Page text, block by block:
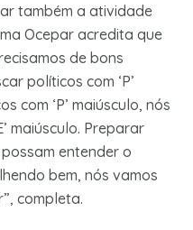
também a atividade
Ocepar acredita que
de bons
políticos com ‘P’
com ‘P’ maiúsculo, nós
maiúsculo. Preparar
entender o
bem, nós vamos
completa.